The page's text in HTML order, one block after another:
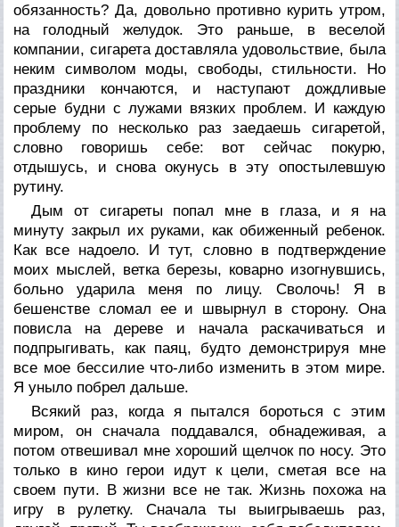
обязанность? Да, довольно противно курить утром,
на голодный желудок. Это раньше, в веселой
компании, сигарета доставляла удовольствие, была
неким символом моды, свободы, стильности. Но
праздники кончаются, и наступают дождливые
серые будни с лужами вязких проблем. И каждую
проблему по несколько раз заедаешь сигаретой,
словно говоришь себе: вот сейчас покурю,
отдышусь, и снова окунусь в эту опостылевшую
рутину.
Дым от сигареты попал мне в глаза, и я на
минуту закрыл их руками, как обиженный ребенок.
Как все надоело. И тут, словно в подтверждение
моих мыслей, ветка березы, коварно изогнувшись,
больно ударила меня по лицу. Сволочь! Я в
бешенстве сломал ее и швырнул в сторону. Она
повисла на дереве и начала раскачиваться и
подпрыгивать, как паяц, будто демонстрируя мне
все мое бессилие что-либо изменить в этом мире.
Я уныло побрел дальше.
Всякий раз, когда я пытался бороться с этим
миром, он сначала поддавался, обнадеживая, а
потом отвешивал мне хороший щелчок по носу. Это
только в кино герои идут к цели, сметая все на
своем пути. В жизни все не так. Жизнь похожа на
игру в рулетку. Сначала ты выигрываешь раз,